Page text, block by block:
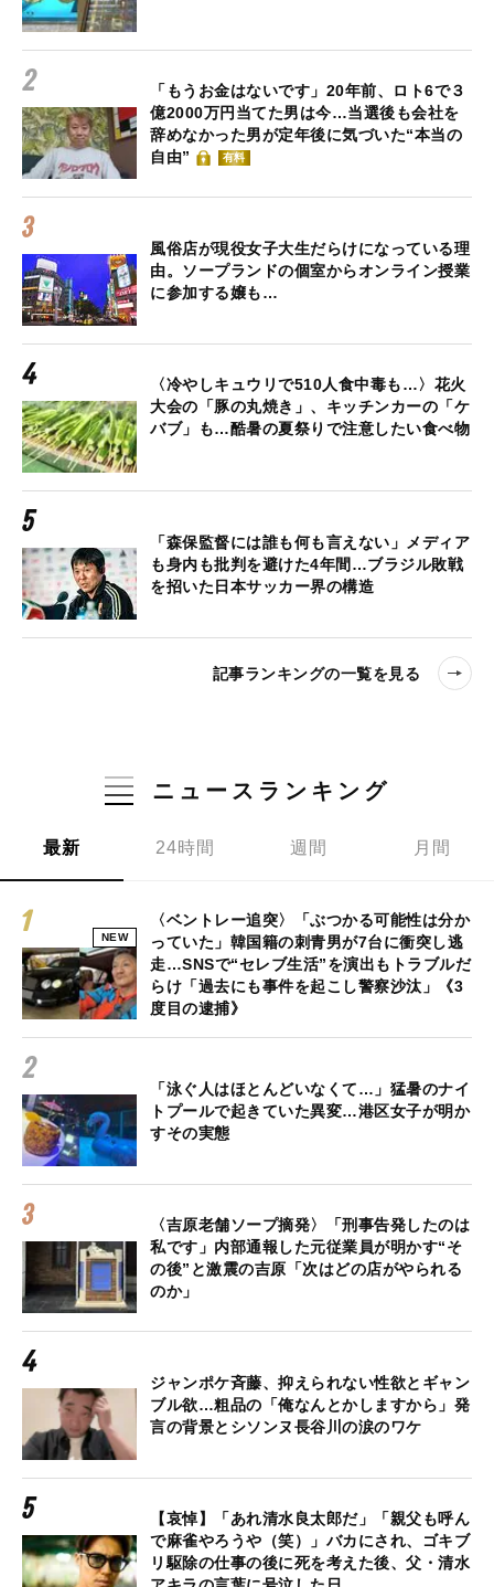
「もうお金はないです」20年前、ロト6で３
億2000万円当てた男は今…当選後も会社を
辞めなかった男が定年後に気づいた“本当の
自由”
有料
風俗店が現役女子大生だらけになっている理
由。ソープランドの個室からオンライン授業
に参加する嬢も…
〈冷やしキュウリで510人食中毒も…〉花火
大会の「豚の丸焼き」、キッチンカーの「ケ
バブ」も…酷暑の夏祭りで注意したい食べ物
「森保監督には誰も何も言えない」メディア
も身内も批判を避けた4年間…ブラジル敗戦
を招いた日本サッカー界の構造
記事ランキングの一覧を見る
ニュースランキング
最新 24時間 週間 月間
NEW
〈ベントレー追突〉「ぶつかる可能性は分か
っていた」韓国籍の刺青男が7台に衝突し逃
走…SNSで“セレブ生活”を演出もトラブルだ
らけ「過去にも事件を起こし警察沙汰」《3
度目の逮捕》
「泳ぐ人はほとんどいなくて…」猛暑のナイ
トプールで起きていた異変…港区女子が明か
すその実態
〈吉原老舗ソープ摘発〉「刑事告発したのは
私です」内部通報した元従業員が明かす“そ
の後”と激震の吉原「次はどの店がやられる
のか」
ジャンポケ斉藤、抑えられない性欲とギャン
ブル欲…粗品の「俺なんとかしますから」発
言の背景とシソンヌ長谷川の涙のワケ
【哀悼】「あれ清水良太郎だ」「親父も呼ん
で麻雀やろうや（笑）」バカにされ、ゴキブ
リ駆除の仕事の後に死を考えた後、父・清水